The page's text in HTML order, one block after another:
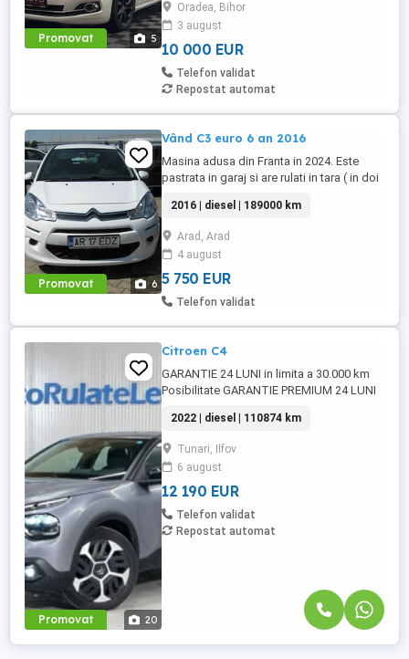
Promovat 5
Oradea, Bihor
3 august
10 000 EUR
Telefon validat
Repostat automat
Promovat 6
Vând C3 euro 6 an 2016
Masina adusa din Franta in 2024. Este
pastrata in garaj si are rulati in tara ( in doi
Start. Comenzi pe volan. Limitator de
viteza. Asistenta la pornirea panta. ...
2016 | diesel | 189000 km
Arad, Arad
4 august
5 750 EUR
Telefon validat
Promovat 20
Citroen C4
GARANTIE 24 LUNI in limita a 30.000 km
Posibilitate GARANTIE PREMIUM 24 LUNI
CEBIA disponibil Posibilitate finantare cu
avans 0% pe o perioada de maxim 6 ani
Aprobare garantata credit pentru
persoane fizice (cu venituri obtinute
inclusiv in afara tarii), persoane ...
2022 | diesel | 110874 km
Tunari, Ilfov
6 august
12 190 EUR
Telefon validat
Repostat automat